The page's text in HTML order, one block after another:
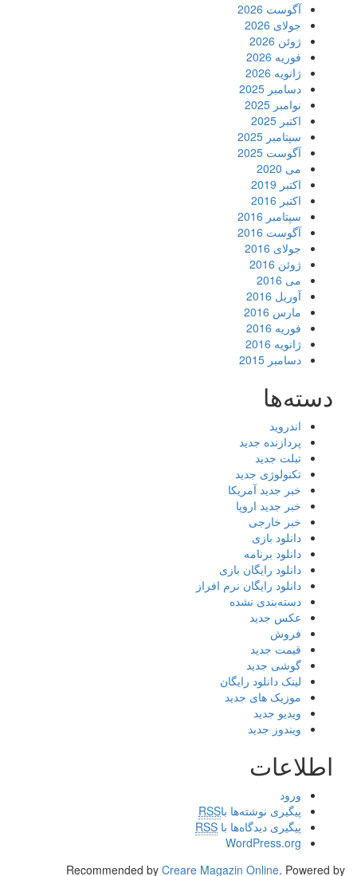
آگوست 2026
جولای 2026
ژوئن 2026
فوریه 2026
ژانویه 2026
دسامبر 2025
نوامبر 2025
اکتبر 2025
سپتامبر 2025
آگوست 2025
می 2020
اکتبر 2019
اکتبر 2016
سپتامبر 2016
آگوست 2016
جولای 2016
ژوئن 2016
می 2016
آوریل 2016
مارس 2016
فوریه 2016
ژانویه 2016
دسامبر 2015
دسته‌ها
اندروید
پردازنده جدید
تبلت جدید
تکنولوژی جدید
خبر جدید آمریکا
خبر جدید اروپا
خبر خارجی
دانلود بازی
دانلود برنامه
دانلود رایگان بازی
دانلود رایگان نرم افراز
دسته‌بندی نشده
عکس جدید
فروش
قیمت جدید
گوشی جدید
لینک دانلود رایگان
موزیک های جدید
ویدیو جدید
ویندوز جدید
اطلاعات
ورود
پیگیری نوشته‌ها باRSS
پیگیری دیدگاه‌ها با RSS
WordPress.org
Recommended by Creare Magazin Online. Powered by